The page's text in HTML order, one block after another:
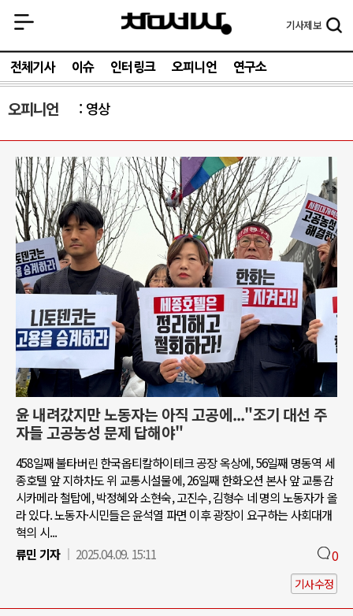
기사제보
전체기사 이슈 인터링크 오피니언 연구소
오피니언 영상
윤 내려갔지만 노동자는 아직 고공에..."조기 대선 주
자들 고공농성 문제 답해야"
458일째 불타버린 한국옵티칼하이테크 공장 옥상에, 56일째 명동역 세
종호텔 앞 지하차도 위 교통시설물에, 26일째 한화오션 본사 앞 교통감
시카메라 철탑에, 박정혜와 소현숙, 고진수, 김형수 네 명의 노동자가 올
라 있다. 노동자·시민들은 윤석열 파면 이후 광장이 요구하는 사회대개
혁의 시...
류민 기자
2025.04.09. 15:11 0
기사수정